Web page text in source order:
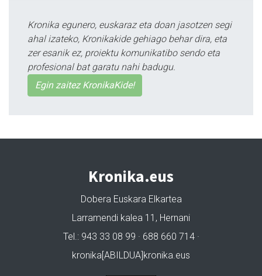
Kronika egunero, euskaraz eta doan jasotzen segi
ahal izateko, Kronikakide gehiago behar dira, eta
zer esanik ez, proiektu komunikatibo sendo eta
profesional bat garatu nahi badugu.
Egin zaitez KronikaKide!
Kronika.eus
Dobera Euskara Elkartea
Larramendi kalea 11, Hernani
Tel.: 943 33 08 99 · 688 660 714 ·
kronika[ABILDUA]kronika.eus